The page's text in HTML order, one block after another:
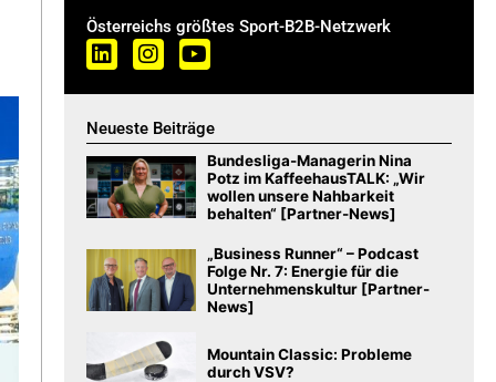
Österreichs größtes Sport-B2B-Netzwerk
Neueste Beiträge
Bundesliga-Managerin Nina
Potz im KaffeehausTALK: „Wir
wollen unsere Nahbarkeit
behalten“ [Partner-News]
„Business Runner“ – Podcast
Folge Nr. 7: Energie für die
Unternehmenskultur [Partner-
News]
Mountain Classic: Probleme
durch VSV?